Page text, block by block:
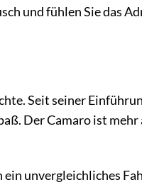
und fühlen Sie das
Seit seiner
Der Camaro ist mehr
unvergleichliches